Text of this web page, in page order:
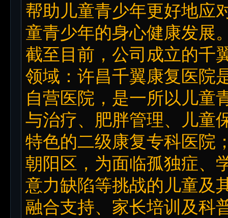
帮助儿童青少年更好地应
童青少年的身心健康发展
截至目前，公司成立的千
领域：许昌千翼康复医院
自营医院，是一所以儿童
与治疗、肥胖管理、儿童
特色的二级康复专科医院
朝阳区，为面临孤独症、
意力缺陷等挑战的儿童及
融合支持、家长培训及科